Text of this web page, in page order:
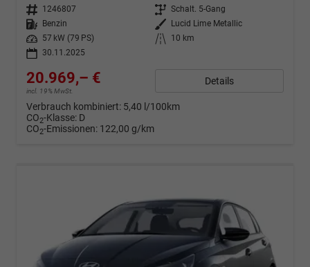
Fahrzeugnr. 1246807 Getriebe Schalt. 5-Gang
Kraftstoff
Benzin Außenfarbe
Lucid Lime Metallic
Leistung
57 kW (79 PS) Kilometerstand
10 km
30.11.2025
20.969,– €
incl. 19% MwSt.
Details
Verbrauch kombiniert: 5,40 l/100km
CO2-Klasse: D
CO2-Emissionen: 122,00 g/km